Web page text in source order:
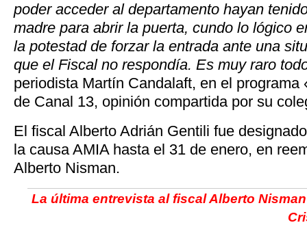
poder acceder al departamento hayan
madre para abrir la puerta, cundo lo lógico
la potestad de forzar la entrada ante una
que el Fiscal no respondía. Es muy raro
periodista Martín Candalaft, en el programa
de Canal 13, opinión compartida por su
El fiscal Alberto Adrián Gentili fue
la causa AMIA hasta el 31 de enero, en
Alberto Nisman.
La última entrevista al fiscal Alberto